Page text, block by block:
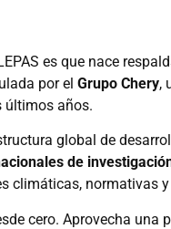
es que nace
por el Grupo Chery,
últimos años.
global de
de
climáticas, normativas
cero. Aprovecha